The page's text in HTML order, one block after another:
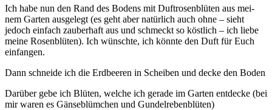
Ich habe nun den Rand des Bodens mit Duft­ro­sen­blü­ten aus mei­
nem Gar­ten aus­ge­legt (es geht aber natür­lich auch ohne – sieht
jedoch ein­fach zau­ber­haft aus und schmeckt so köst­lich – ich lie­be
mei­ne Rosen­blü­ten). Ich wünsch­te, ich könn­te den Duft für Euch
einfangen.
Dann schnei­de ich die Erd­bee­ren in Schei­ben und decke den Boden
Dar­über gebe ich Blü­ten, wel­che ich gera­de im Gar­ten ent­de­cke (bei
mir waren es Gän­se­blüm­chen und Gundelrebenblüten)